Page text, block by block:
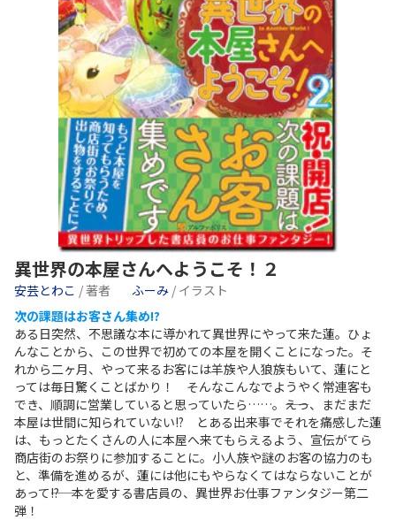
異世界の本屋さんへようこそ！２
安芸とわこ / 著者 ふーみ / イラスト
次の課題はお客さん集め!?
ある日突然、不思議な本に導かれて異世界にやって来た蓮。ひょ
んなことから、この世界で初めての本屋を開くことになった。そ
れから二ヶ月、やって来るお客には羊族や人狼族もいて、蓮にと
っては毎日驚くことばかり！ そんなこんなでようやく常連客も
でき、順調に営業していると思っていたら……。――えっ、まだまだ
本屋は世間に知られていない!? とある出来事でそれを痛感した蓮
は、もっとたくさんの人に本屋へ来てもらえるよう、宣伝がてら
商店街のお祭りに参加することに。小人族や謎のお客の協力のも
と、準備を進めるが、蓮には他にもやらなくてはならないことが
あって――!? 本を愛する書店員の、異世界お仕事ファンタジー第二
弾！